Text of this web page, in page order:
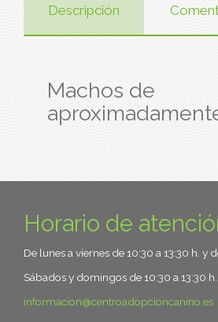
Descripción
Machos de
Horario de
De lunes a viernes de 10:30 a 13:30 h. y
Sábados y domingos de 10:30 a 13:30 h.
informacion
centroadopcioncanino.es